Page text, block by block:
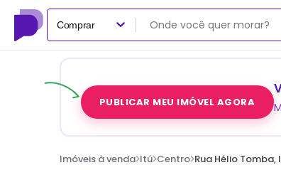
Comprar
PUBLICAR MEU IMÓVEL AGORA
Imóveis à venda Itú Centro Rua Hélio